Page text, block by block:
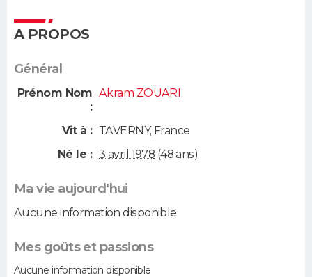
A PROPOS
Général
Prénom Nom
:
Akram ZOUARI
Vit à : TAVERNY, France
Né le : 3 avril 1978 (48 ans)
Ma vie aujourd'hui
Aucune information disponible
Mes goûts et passions
Aucune information disponible